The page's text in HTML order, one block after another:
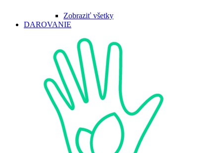
Zobraziť všetky
DAROVANIE